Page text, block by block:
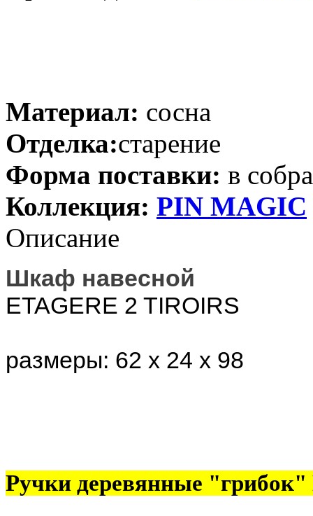
Материал: сосна
Отделка:старение
Форма поставки: в
Коллекция: PIN MAGIС
Описание
Шкаф навесной
ETAGERE 2 TIROIRS
размеры: 62 х 24 х 98
Ручки деревянные